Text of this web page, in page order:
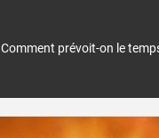
Comment prévoit-on le